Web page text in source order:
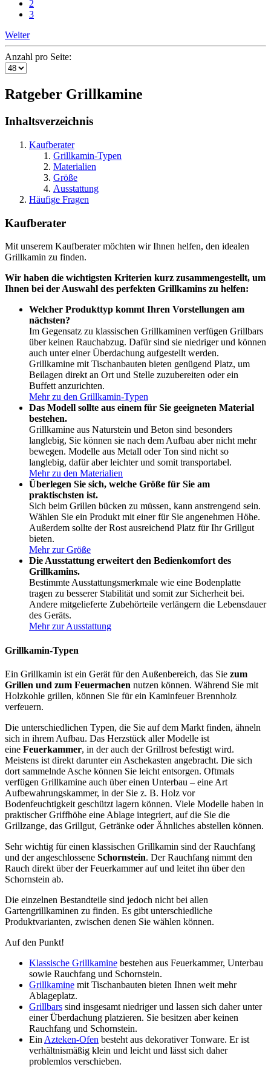
2
3
Weiter
Anzahl pro Seite:
Ratgeber Grillkamine
Inhaltsverzeichnis
Kaufberater
Grillkamin-Typen
Materialien
Größe
Ausstattung
Häufige Fragen
Kaufberater
Mit unserem Kaufberater möchten wir Ihnen helfen, den idealen
Grillkamin zu finden.
Wir haben die wichtigsten Kriterien kurz zusammengestellt, um
Ihnen bei der Auswahl des perfekten Grillkamins zu helfen:
Welcher Produkttyp kommt Ihren Vorstellungen am
nächsten?
Im Gegensatz zu klassischen Grillkaminen verfügen Grillbars
über keinen Rauchabzug. Dafür sind sie niedriger und können
auch unter einer Überdachung aufgestellt werden.
Grillkamine mit Tischanbauten bieten genügend Platz, um
Beilagen direkt an Ort und Stelle zuzubereiten oder ein
Buffett anzurichten.
Mehr zu den Grillkamin-Typen
Das Modell sollte aus einem für Sie geeigneten Material
bestehen.
Grillkamine aus Naturstein und Beton sind besonders
langlebig, Sie können sie nach dem Aufbau aber nicht mehr
bewegen. Modelle aus Metall oder Ton sind nicht so
langlebig, dafür aber leichter und somit transportabel.
Mehr zu den Materialien
Überlegen Sie sich, welche Größe für Sie am
praktischsten ist.
Sich beim Grillen bücken zu müssen, kann anstrengend sein.
Wählen Sie ein Produkt mit einer für Sie angenehmen Höhe.
Außerdem sollte der Rost ausreichend Platz für Ihr Grillgut
bieten.
Mehr zur Größe
Die Ausstattung erweitert den Bedienkomfort des
Grillkamins.
Bestimmte Ausstattungsmerkmale wie eine Bodenplatte
tragen zu besserer Stabilität und somit zur Sicherheit bei.
Andere mitgelieferte Zubehörteile verlängern die Lebensdauer
des Geräts.
Mehr zur Ausstattung
Grillkamin-Typen
Ein Grillkamin ist ein Gerät für den Außenbereich, das Sie zum
Grillen und zum Feuermachen nutzen können. Während Sie mit
Holzkohle grillen, können Sie für ein Kaminfeuer Brennholz
verfeuern.
Die unterschiedlichen Typen, die Sie auf dem Markt finden, ähneln
sich in ihrem Aufbau. Das Herzstück aller Modelle ist
eine Feuerkammer, in der auch der Grillrost befestigt wird.
Meistens ist direkt darunter ein Aschekasten angebracht. Die sich
dort sammelnde Asche können Sie leicht entsorgen. Oftmals
verfügen Grillkamine auch über einen Unterbau – eine Art
Aufbewahrungskammer, in der Sie z. B. Holz vor
Bodenfeuchtigkeit geschützt lagern können. Viele Modelle haben in
praktischer Griffhöhe eine Ablage integriert, auf die Sie die
Grillzange, das Grillgut, Getränke oder Ähnliches abstellen können.
Sehr wichtig für einen klassischen Grillkamin sind der Rauchfang
und der angeschlossene Schornstein. Der Rauchfang nimmt den
Rauch direkt über der Feuerkammer auf und leitet ihn über den
Schornstein ab.
Die einzelnen Bestandteile sind jedoch nicht bei allen
Gartengrillkaminen zu finden. Es gibt unterschiedliche
Produktvarianten, zwischen denen Sie wählen können.
Auf den Punkt!
Klassische Grillkamine bestehen aus Feuerkammer, Unterbau
sowie Rauchfang und Schornstein.
Grillkamine mit Tischanbauten bieten Ihnen weit mehr
Ablageplatz.
Grillbars sind insgesamt niedriger und lassen sich daher unter
einer Überdachung platzieren. Sie besitzen aber keinen
Rauchfang und Schornstein.
Ein Azteken-Ofen besteht aus dekorativer Tonware. Er ist
verhältnismäßig klein und leicht und lässt sich daher
problemlos verschieben.